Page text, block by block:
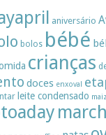
aniversário
bolos bébé
crianças
doces enxoval
leite condensado